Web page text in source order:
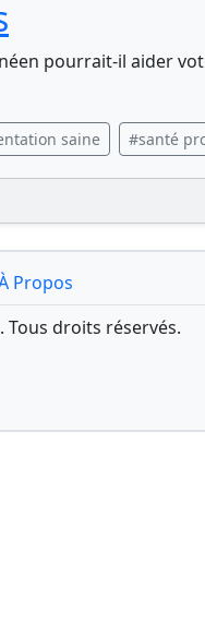
pourrait-il aider
saine #santé
Propos
Tous droits réservés.